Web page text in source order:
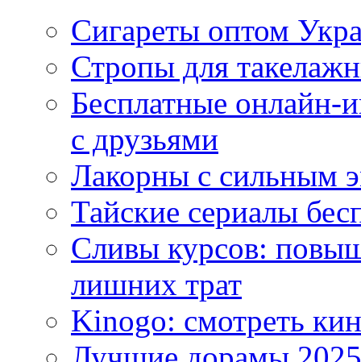
Сигареты оптом
Стропы для
Бесплатные
с друзьями
Лакорны с сильным
Тайские сериалы
Сливы курсов:
лишних трат
Kinogo: смотреть